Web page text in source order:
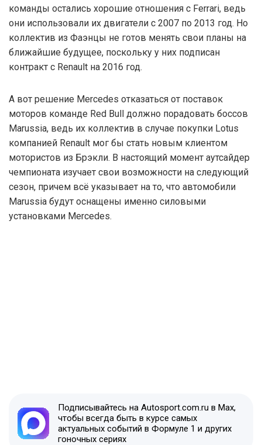
команды остались хорошие отношения с Ferrari, ведь
они использовали их двигатели с 2007 по 2013 год. Но
коллектив из Фаэнцы не готов менять свои планы на
ближайшие будущее, поскольку у них подписан
контракт с Renault на 2016 год.
А вот решение Mercedes отказаться от поставок
моторов команде Red Bull должно порадовать боссов
Marussia, ведь их коллектив в случае покупки Lotus
компанией Renault мог бы стать новым клиентом
мотористов из Брэкли. В настоящий момент аутсайдер
чемпионата изучает свои возможности на следующий
сезон, причем всё указывает на то, что автомобили
Marussia будут оснащены именно силовыми
установками Mercedes.
Подписывайтесь на Autosport.com.ru в Max,
чтобы всегда быть в курсе самых
актуальных событий в Формуле 1 и других
гоночных сериях